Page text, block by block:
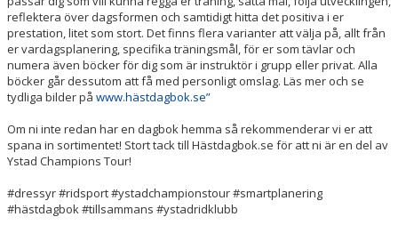
reflektera över dagsformen och samtidigt hitta det positiva i er
prestation, litet som stort. Det finns flera varianter att välja på, allt från
er vardagsplanering, specifika träningsmål, för er som tävlar och
numera även böcker för dig som är instruktör i grupp eller privat. Alla
böcker går dessutom att få med personligt omslag. Läs mer och se
tydliga bilder på www.hästdagbok.se”
Om ni inte redan har en dagbok hemma så rekommenderar vi er att
spana in sortimentet! Stort tack till Hästdagbok.se för att ni är en del av
Ystad Champions Tour!
#dressyr #ridsport #ystadchampionstour #smartplanering
#hästdagbok #tillsammans #ystadridklubb